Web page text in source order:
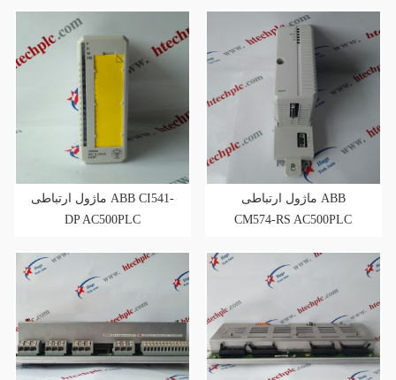
ماژول ارتباطی ABB CI541-
DP AC500PLC
ماژول ارتباطی ABB
CM574-RS AC500PLC